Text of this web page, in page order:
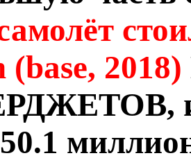
2018)
и